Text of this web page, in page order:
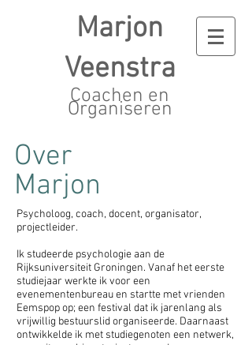
Marjon
Veenstra
Coachen en
Organiseren
Over
Marjon
Psycholoog, coach, docent, organisator,
projectleider.
Ik studeerde psychologie aan de
Rijksuniversiteit Groningen. Vanaf het eerste
studiejaar werkte ik voor een
evenementenbureau en startte met vrienden
Eemspop op; een festival dat ik jarenlang als
vrijwillig bestuurslid organiseerde. Daarnaast
ontwikkelde ik met studiegenoten een netwerk,